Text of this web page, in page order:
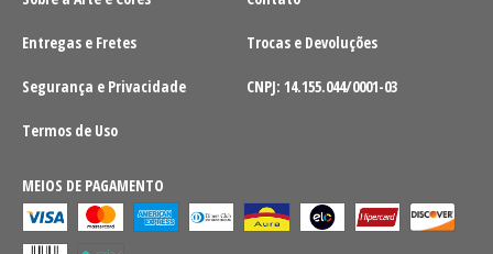
Entregas e Fretes Trocas e Devoluções
Segurança e Privacidade CNPJ: 14.155.044/0001-03
Termos de Uso
MEIOS DE PAGAMENTO